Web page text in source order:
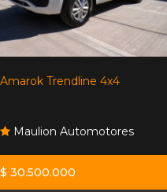
Amarok Trendline 4x4
Maulion Automotores
$ 30.500.000